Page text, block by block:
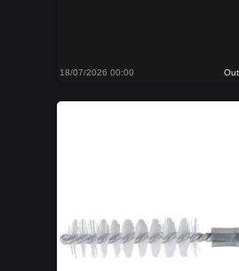
18/07/2026 00:00